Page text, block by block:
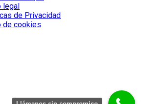
legal
de Privacidad
de cookies